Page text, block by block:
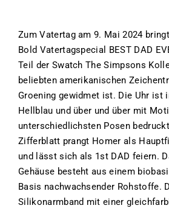
Zum Vatertag am 9. Mai 2024
Bold Vatertagspecial BEST DAD
Teil der Swatch The Simpsons
beliebten amerikanischen
Groening gewidmet ist. Die Uhr ist
Hellblau und über und über mit
unterschiedlichsten Posen
Zifferblatt prangt Homer als
und lässt sich als 1st DAD feiern.
Gehäuse besteht aus einem
Basis nachwachsender Rohstoffe.
Silikonarmband mit einer